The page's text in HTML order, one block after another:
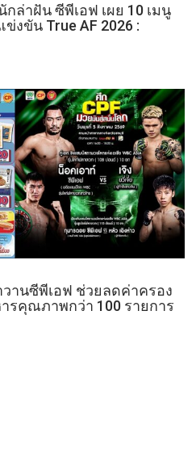
ล่าฝัน ซีพีเอฟ เผย 10 เมนู
งขัน True AF 2026 :
วานซีพีเอฟ ช่วยลดค่าครอง
รคุณภาพกว่า 100 รายการ